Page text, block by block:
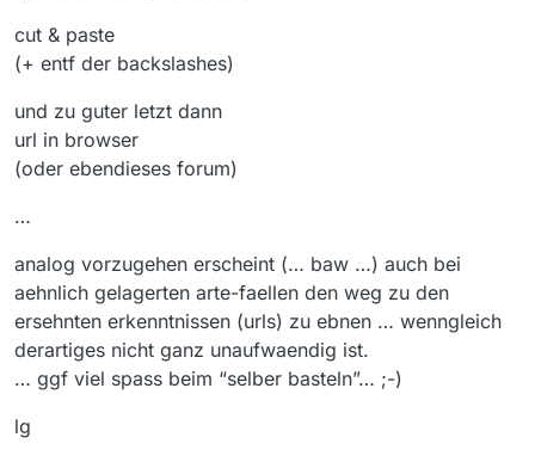
cut & paste
(+ entf der backslashes)
und zu guter letzt dann
url in browser
(oder ebendieses forum)
…
analog vorzugehen erscheint (… baw …) auch bei
aehnlich gelagerten arte-faellen den weg zu den
ersehnten erkenntnissen (urls) zu ebnen … wenngleich
derartiges nicht ganz unaufwaendig ist.
… ggf viel spass beim “selber basteln”… ;-)
lg